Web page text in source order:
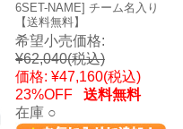
6SET-NAME] チーム名入り
【送料無料】
希望小売価格:
¥62,040(税込)
価格: ¥47,160(税込)
23%OFF
送料無料
在庫 ○